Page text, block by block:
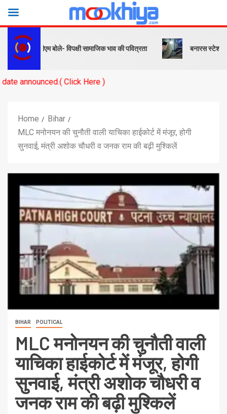
पीएम बोले- विपक्षी सामाजिक भाव की पवित्रता बनारस स्टेशन के यार्ड
Click Here )
Home
Bihar
MLC मनोनयन की चुनौती वाली याचिका हाईकोर्ट में मंजूर, होगी
सुनवाई, मंत्री अशोक चौधरी व जनक राम की बढ़ी मुश्किलें
BIHAR POLITICAL
MLC मनोनयन की चुनौती वाली
याचिका हाईकोर्ट में मंजूर, होगी
सुनवाई, मंत्री अशोक चौधरी व
जनक राम की बढ़ी मुश्किलें